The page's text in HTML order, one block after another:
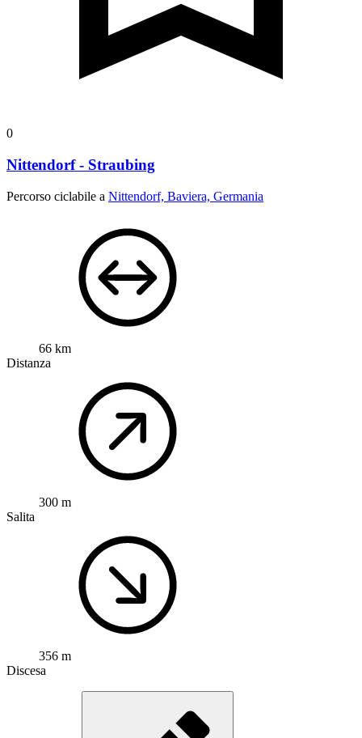
0
Nittendorf - Straubing
Percorso ciclabile a Nittendorf, Baviera, Germania
66 km
Distanza
300 m
Salita
356 m
Discesa